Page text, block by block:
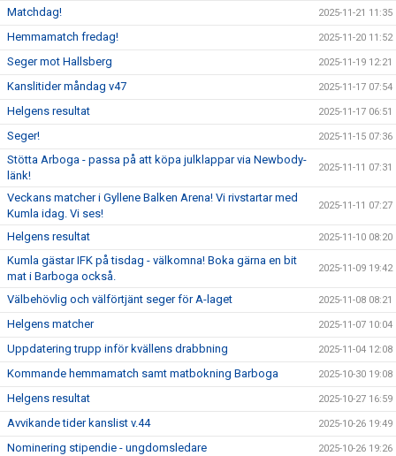
Matchdag! 2025-11-21 11:35
Hemmamatch fredag! 2025-11-20 11:52
Seger mot Hallsberg 2025-11-19 12:21
Kanslitider måndag v47 2025-11-17 07:54
Helgens resultat 2025-11-17 06:51
Seger! 2025-11-15 07:36
Stötta Arboga - passa på att köpa julklappar via Newbody-
länk!
2025-11-11 07:31
Veckans matcher i Gyllene Balken Arena! Vi rivstartar med
Kumla idag. Vi ses!
2025-11-11 07:27
Helgens resultat 2025-11-10 08:20
Kumla gästar IFK på tisdag - välkomna! Boka gärna en bit
mat i Barboga också.
2025-11-09 19:42
Välbehövlig och välförtjänt seger för A-laget 2025-11-08 08:21
Helgens matcher 2025-11-07 10:04
Uppdatering trupp inför kvällens drabbning 2025-11-04 12:08
Kommande hemmamatch samt matbokning Barboga 2025-10-30 19:08
Helgens resultat 2025-10-27 16:59
Avvikande tider kanslist v.44 2025-10-26 19:49
Nominering stipendie - ungdomsledare 2025-10-26 19:26